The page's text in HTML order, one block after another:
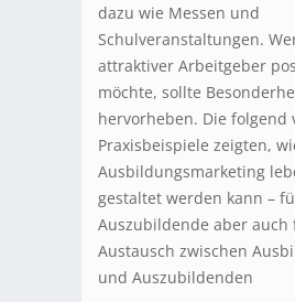
dazu wie Messen und
Schulveranstaltungen.
attraktiver Arbeitgeber
möchte, sollte
hervorheben. Die folgend
Praxisbeispiele zeigten,
Ausbildungsmarketing
gestaltet werden kann –
Auszubildende aber auch
Austausch zwischen
und Auszubildenden